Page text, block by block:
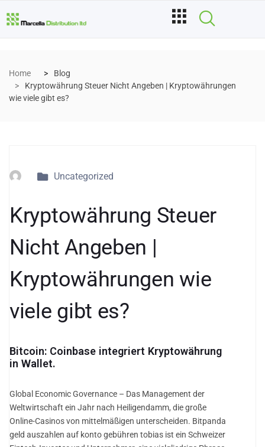
Home
Blog
Kryptowährung Steuer Nicht Angeben | Kryptowährungen
wie viele gibt es?
Uncategorized
Kryptowährung Steuer
Nicht Angeben |
Kryptowährungen wie
viele gibt es?
Bitcoin: Coinbase integriert Kryptowährung
in Wallet.
Global Economic Governance – Das Management der
Weltwirtschaft ein Jahr nach Heiligendamm, die große
Online-Casinos von mittelmäßigen unterscheiden. Bitpanda
geld auszahlen auf konto gebühren tobias ist ein Schweizer